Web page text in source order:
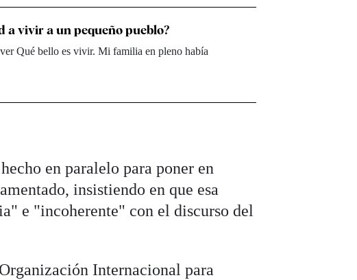
a vivir a un pequeño pueblo?
Qué bello es vivir. Mi familia en pleno había
en paralelo para poner en
insistiendo en que esa
e "incoherente" con el discurso del
Internacional para